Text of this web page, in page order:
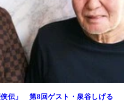
伝」 第8回ゲスト・泉谷しげる